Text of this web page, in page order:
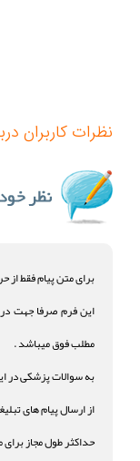
نظرات کاربران
برای متن پیام فقط از
این فرم صرفا جهت
مطلب فوق میباشد .
به سوالات پزشکی در
از ارسال پیام های
حداکثر طول مجاز برای متن پیام